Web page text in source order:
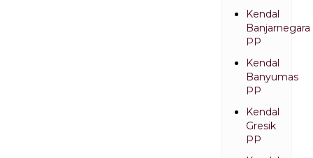
Kendal
Banjarnegara
PP
Kendal
Banyumas
PP
Kendal
Gresik
PP